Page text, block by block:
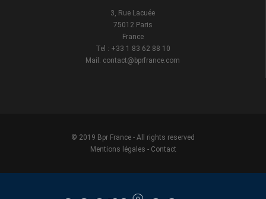
3, Rue Lacuée
75012 Paris
France
Tel : +33 1 83 62 88 10
Mail: contact@bprfrance.com
© 2019 Bpr France - All rights reserved
Mentions légales - Contact